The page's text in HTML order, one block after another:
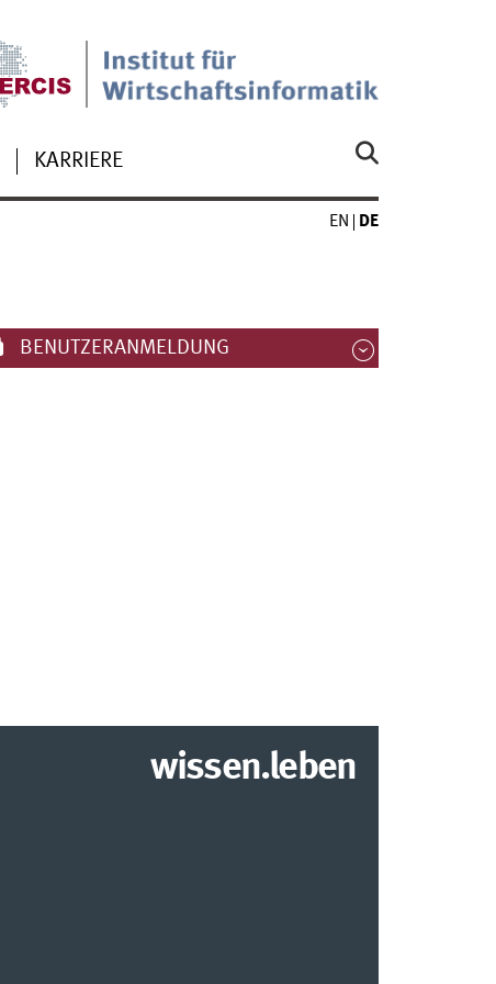
KARRIERE
EN DE
BENUTZERANMELDUNG
wissen.leben